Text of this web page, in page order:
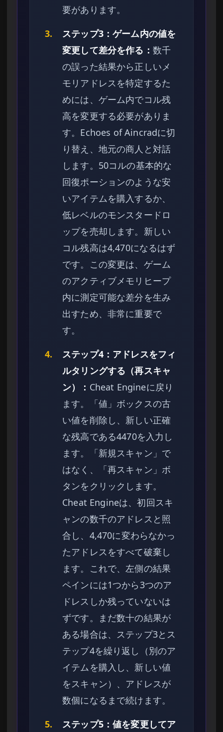
要があります。
3.
ステップ3：ゲーム内の値を
変更して差分を作る： 数千
の誤った結果から正しいメ
モリアドレスを特定するた
めには、ゲーム内でコル残
高を変更する必要がありま
す。Echoes of Aincradに切
り替え、地元の商人と対話
します。50コルの基本的な
回復ポーションのような安
いアイテムを購入するか、
低レベルのモンスタードロ
ップを売却します。新しい
コル残高は4,470になるはず
です。この変更は、ゲーム
のアクティブメモリヒープ
内に測定可能な差分を生み
出すため、非常に重要で
す。
4.
ステップ4：アドレスをフィ
ルタリングする（再スキャ
ン）： Cheat Engineに戻り
ます。「値」ボックスの古
い値を削除し、新しい正確
な残高である4470を入力し
ます。「新規スキャン」で
はなく、「再スキャン」ボ
タンをクリックします。
Cheat Engineは、初回スキ
ャンの数千のアドレスと照
合し、4,470に変わらなかっ
たアドレスをすべて破棄し
ます。これで、左側の結果
ペインには1つから3つのア
ドレスしか残っていないは
ずです。まだ数十の結果が
ある場合は、ステップ3とス
テップ4を繰り返し（別のア
イテムを購入し、新しい値
をスキャン）、アドレスが
数個になるまで続けます。
5.
ステップ5：値を変更してア